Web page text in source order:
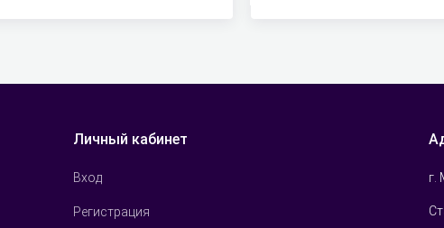
Личный кабинет
Вход
Регистрация
г.